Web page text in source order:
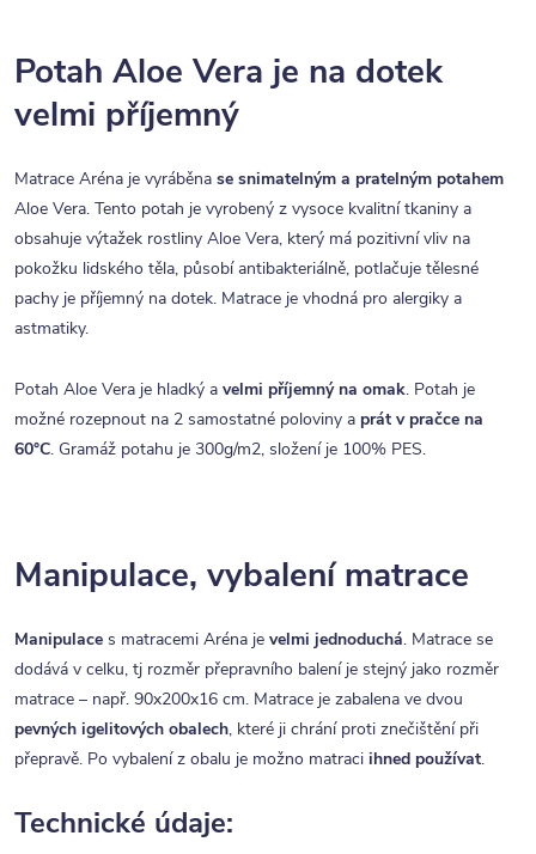
Potah Aloe Vera je na dotek
velmi příjemný
Matrace Aréna je vyráběna se snimatelným a pratelným potahem
Aloe Vera. Tento potah je vyrobený z vysoce kvalitní tkaniny a
obsahuje výtažek rostliny Aloe Vera, který má pozitivní vliv na
pokožku lidského těla, působí antibakteriálně, potlačuje tělesné
pachy je příjemný na dotek. Matrace je vhodná pro alergiky a
astmatiky.
Potah Aloe Vera je hladký a velmi příjemný na omak. Potah je
možné rozepnout na 2 samostatné poloviny a prát v pračce na
60°C. Gramáž potahu je 300g/m2, složení je 100% PES.
Manipulace, vybalení matrace
Manipulace s matracemi Aréna je velmi jednoduchá. Matrace se
dodává v celku, tj rozměr přepravního balení je stejný jako rozměr
matrace – např. 90x200x16 cm. Matrace je zabalena ve dvou
pevných igelitových obalech, které ji chrání proti znečištění při
přepravě. Po vybalení z obalu je možno matraci ihned používat.
Technické údaje: